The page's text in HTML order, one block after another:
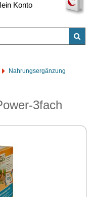
Konto
Nahrungsergänzung
3fach